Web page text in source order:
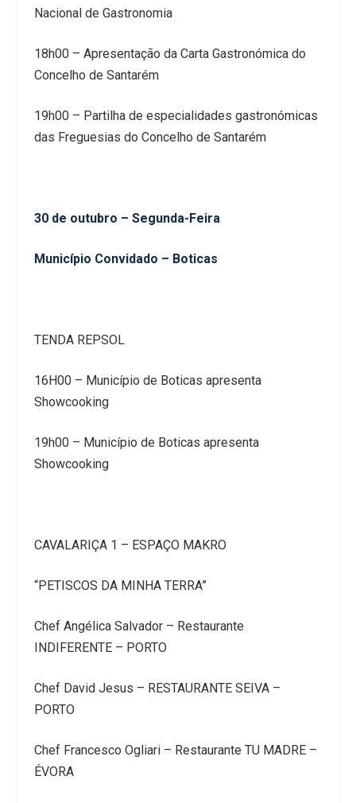
Nacional de Gastronomia
18h00 – Apresentação da Carta Gastronómica do
Concelho de Santarém
19h00 – Partilha de especialidades gastronómicas
das Freguesias do Concelho de Santarém
30 de outubro – Segunda-Feira
Município Convidado – Boticas
TENDA REPSOL
16H00 – Município de Boticas apresenta
Showcooking
19h00 – Município de Boticas apresenta
Showcooking
CAVALARIÇA 1 – ESPAÇO MAKRO
“PETISCOS DA MINHA TERRA”
Chef Angélica Salvador – Restaurante
INDIFERENTE – PORTO
Chef David Jesus – RESTAURANTE SEIVA –
PORTO
Chef Francesco Ogliari – Restaurante TU MADRE –
ÉVORA